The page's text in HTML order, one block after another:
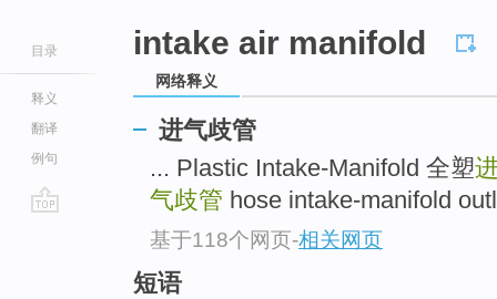
目录
释义
翻译
例句
intake air manifold
网络释义
进气歧管
... Plastic Intake-Manifold 全塑
气歧管 hose intake-manifold
基于118个网页-相关网页
短语